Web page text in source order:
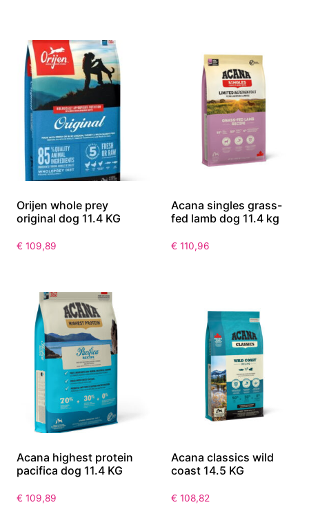
Orijen whole prey
original dog 11.4 KG
€ 109,89
Acana singles grass-
fed lamb dog 11.4 kg
€ 110,96
Acana highest protein
pacifica dog 11.4 KG
€ 109,89
Acana classics wild
coast 14.5 KG
€ 108,82